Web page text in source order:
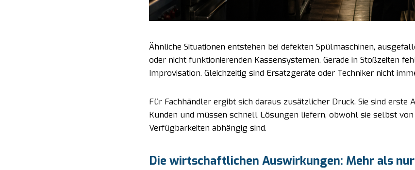
Ähnliche Situationen entstehen bei defekten Spülmaschinen,
oder nicht funktionierenden Kassensystemen. Gerade in Stoßzeiten
Improvisation. Gleichzeitig sind Ersatzgeräte oder Techniker nicht
Für Fachhändler ergibt sich daraus zusätzlicher Druck. Sie sind erste
Kunden und müssen schnell Lösungen liefern, obwohl sie selbst
Verfügbarkeiten abhängig sind.
Die wirtschaftlichen Auswirkungen: Mehr als